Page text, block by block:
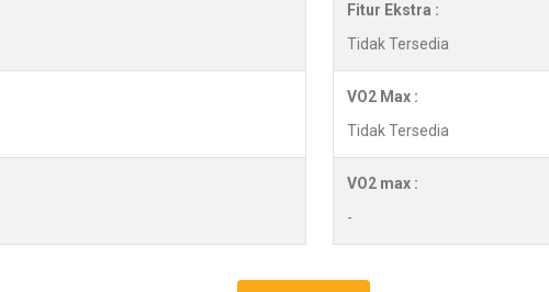
Fitur Ekstra :
Tidak Tersedia
VO2 Max :
Tidak Tersedia
VO2 max :
-